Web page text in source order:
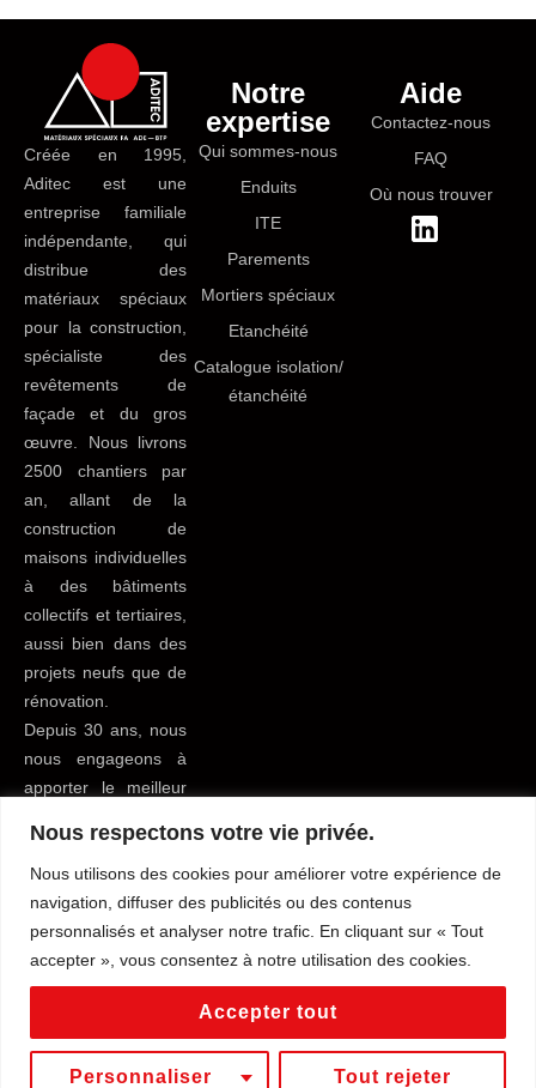
Nous respectons votre vie privée.
Nous utilisons des cookies pour améliorer votre expérience de
navigation, diffuser des publicités ou des contenus
personnalisés et analyser notre trafic. En cliquant sur « Tout
accepter », vous consentez à notre utilisation des cookies.
Personnaliser Tout rejeter
Accepter tout
Créée en 1995,
Aditec est une
entreprise familiale
indépendante, qui
distribue des
matériaux spéciaux
pour la construction,
spécialiste des
revêtements de
façade et du gros
œuvre. Nous livrons
2500 chantiers par
an, allant de la
construction de
maisons individuelles
à des bâtiments
collectifs et tertiaires,
aussi bien dans des
projets neufs que de
rénovation.
Depuis 30 ans, nous
nous engageons à
apporter le meilleur
tous nos clients du
bâtiment pour leur
faciliter la vie.
Notre
expertise
Qui sommes-nous
Enduits
ITE
Parements
Mortiers spéciaux
Etanchéité
Catalogue isolation/
étanchéité
Aide
Contactez-nous
FAQ
Où nous trouver
Mentions légales
Conditions générales de vente